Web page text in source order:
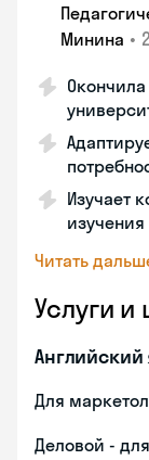
Минина •
Изучает
Читать
Услуги и
Английский
Для
Деловой -